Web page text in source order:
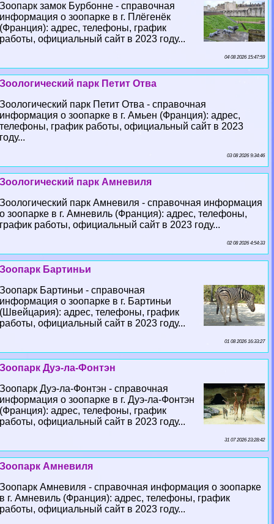
Зоопарк замок Бурбонне - справочная
информация о зоопарке в г. Плёгенёк
(Франция): адрес, телефоны, график
работы, официальный сайт в 2023 году...
04 08 2026 15:47:59
Зоологический парк Петит Отва
Зоологический парк Петит Отва - справочная
информация о зоопарке в г. Амьен (Франция): адрес,
телефоны, график работы, официальный сайт в 2023
году...
03 08 2026 9:34:46
Зоологический парк Амневиля
Зоологический парк Амневиля - справочная информация
о зоопарке в г. Амневиль (Франция): адрес, телефоны,
график работы, официальный сайт в 2023 году...
02 08 2026 4:54:33
Зоопарк Бартиньи
Зоопарк Бартиньи - справочная
информация о зоопарке в г. Бартиньи
(Швейцария): адрес, телефоны, график
работы, официальный сайт в 2023 году...
01 08 2026 16:33:27
Зоопарк Дуэ-ла-Фонтэн
Зоопарк Дуэ-ла-Фонтэн - справочная
информация о зоопарке в г. Дуэ-ла-Фонтэн
(Франция): адрес, телефоны, график
работы, официальный сайт в 2023 году...
31 07 2026 23:28:42
Зоопарк Амневиля
Зоопарк Амневиля - справочная информация о зоопарке
в г. Амневиль (Франция): адрес, телефоны, график
работы, официальный сайт в 2023 году...